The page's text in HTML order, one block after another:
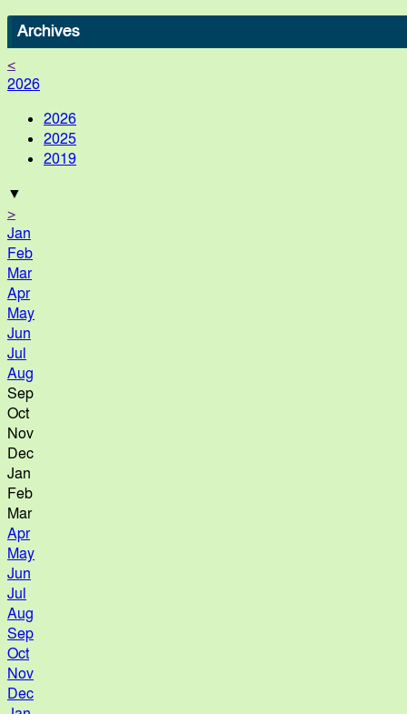
Archives
<
2026
2026
2025
2019
▼
>
Jan
Feb
Mar
Apr
May
Jun
Jul
Aug
Sep
Oct
Nov
Dec
Jan
Feb
Mar
Apr
May
Jun
Jul
Aug
Sep
Oct
Nov
Dec